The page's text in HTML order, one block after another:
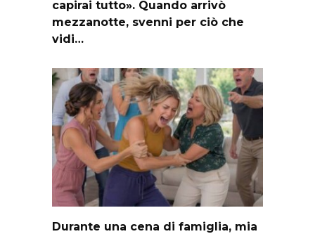
capirai tutto». Quando arrivò
mezzanotte, svenni per ciò che
vidi…
Durante una cena di famiglia, mia